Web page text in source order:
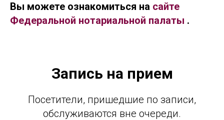
Вы можете ознакомиться на сайте
Федеральной нотариальной палаты .
Запись на прием
Посетители, пришедшие по записи,
обслуживаются вне очереди.